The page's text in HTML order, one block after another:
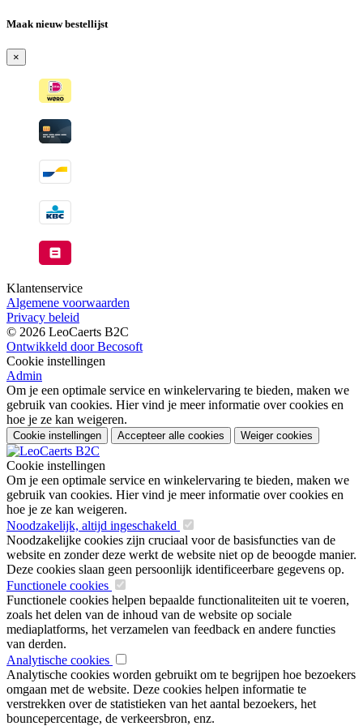
Maak nieuw bestellijst
×
Klantenservice
Algemene voorwaarden
Privacy beleid
© 2026 LeoCaerts B2C
Ontwikkeld door Becosoft
Cookie instellingen
Admin
Om je een optimale service en winkelervaring te bieden, maken we
gebruik van cookies. Hier vind je meer informatie over cookies en
hoe je ze kan weigeren.
Cookie instellingen Accepteer alle cookies Weiger cookies
Cookie instellingen
Om je een optimale service en winkelervaring te bieden, maken we
gebruik van cookies. Hier vind je meer informatie over cookies en
hoe je ze kan weigeren.
Noodzakelijk, altijd ingeschakeld
Noodzakelijke cookies zijn cruciaal voor de basisfuncties van de
website en zonder deze werkt de website niet op de beoogde manier.
Deze cookies slaan geen persoonlijk identificeerbare gegevens op.
Functionele cookies
Functionele cookies helpen bepaalde functionaliteiten uit te voeren,
zoals het delen van de inhoud van de website op sociale
mediaplatforms, het verzamelen van feedback en andere functies
van derden.
Analytische cookies
Analytische cookies worden gebruikt om te begrijpen hoe bezoekers
omgaan met de website. Deze cookies helpen informatie te
verstrekken over de statistieken van het aantal bezoekers, het
bouncepercentage, de verkeersbron, enz.